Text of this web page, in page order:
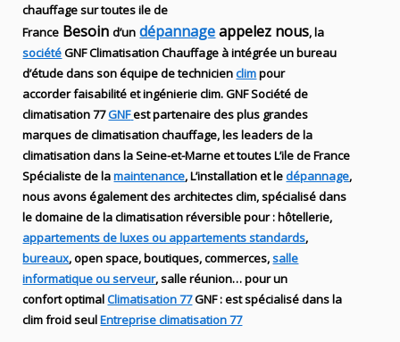
chauffage sur toutes ile de
France Besoind’un dépannageappelez nous, la
sociétéGNFClimatisation Chauffage à intégrée un bureau
d’étude dans son équipe de technicienclimpour
accorder faisabilité et ingénierieclim.GNFSociété de
climatisation 77GNFest partenaire des plus grandes
marques declimatisation chauffage, les leadersde la
climatisation dans la Seine-et-Marne et toutes L’ile de France
Spécialiste delamaintenance, L’installationet ledépannage,
nous avons également des architectes clim,spécialisé dans
le domaine de laclimatisation réversiblepour : hôtellerie,
appartements de luxes ou appartements standards,
bureaux, open space, boutiques, commerces,salle
informatique ou serveur, salle réunion… pour un
confort optimalClimatisation 77GNF:estspécialisédans la
climfroid seulEntreprise climatisation 77